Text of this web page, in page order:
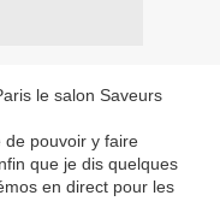
le salon Saveurs
de pouvoir y faire
que je dis quelques
en direct pour les